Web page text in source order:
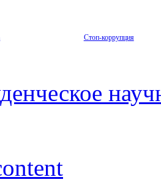
Стоп-коррупция